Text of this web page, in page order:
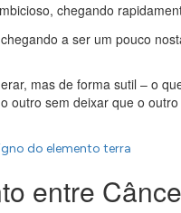
chegando
a ser um pouco
mas de forma sutil – o
outro sem deixar que o
do elemento terra
entre